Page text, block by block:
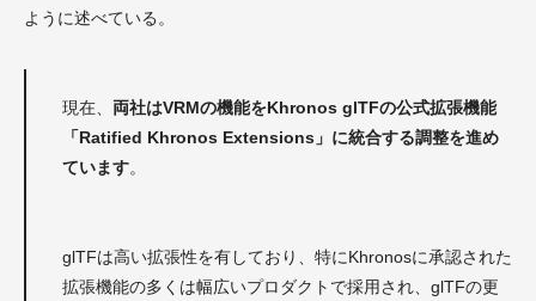
ように述べている。
現在、 両社はVRMの機能をKhronos glTFの公式拡張機能
「Ratified Khronos Extensions」に統合する調整を進め
ています。
glTFは高い拡張性を有しており、特にKhronosに承認された
拡張機能の多くは幅広いプロダクトで採用され、glTFの更